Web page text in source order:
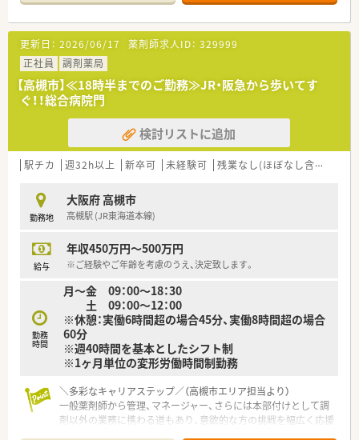
ら3名が在籍し協力しています。
【募集背景と求める人物像について】
■欠員補充に伴う募集であり、病院のコンセプトに共感し、患者
様へ優しく接せる方を求めています。
■精神科領域の専門性を高めたい意欲がある方なら、病院実務が
未経験の方でも相談が可能です。
■周囲との連携を大切にしながら、定時終業の環境を活かして長
く勤務を続けたい方に最適です。
【法人特徴について】
■高槻市に位置し、病院機能評価の認定を受けるなど、質の高い
■「病院らしくない病院」をコンセプトに、西洋風の美しい外観
とホテルのような内装が特徴です。
■音楽療法やアロマセラピーを導入し、患者様にとっての「心の
【勤務実態について】
未満と極めて少ない職場です。
■月9回の休みが確保されており、土曜日の出勤分は平日に振り
替えるなどシフト調整も柔軟です。
■有給休暇の消化率は100％を誇り、スタッフ同士がフォローし
合って休みを推奨する環境です。
更新日： 2026/06/17 薬剤師求人ID： 329999
正社員
調剤薬局
【高槻市】≪18時半までのご勤務≫JR・阪急から歩いてす
ぐ！！総合病院門
検討リストに追加
駅チカ 週32h以上 新卒可 未経験可 残業なし(ほぼなし含む)
勤務地
大阪府 高槻市
高槻駅 (JR東海道本線)
給与
年収450万円～500万円
※ご経験やご年齢を考慮のうえ、決定致します。
勤務
時間
月～金 09：00～18：30
土 09：00～12：00
※休憩：実働6時間超の場合45分、実働8時間超の場合
60分
※週40時間を基本としたシフト制
※1ヶ月単位の変形労働時間制勤務
＼多彩なキャリアステップ／（高槻市エリア担当より）
一般薬剤師から管理、マネージャー、さらには本部付けとして調
剤以外の業務に携わる道もあり、意欲的な方の挑戦を幅広く応援